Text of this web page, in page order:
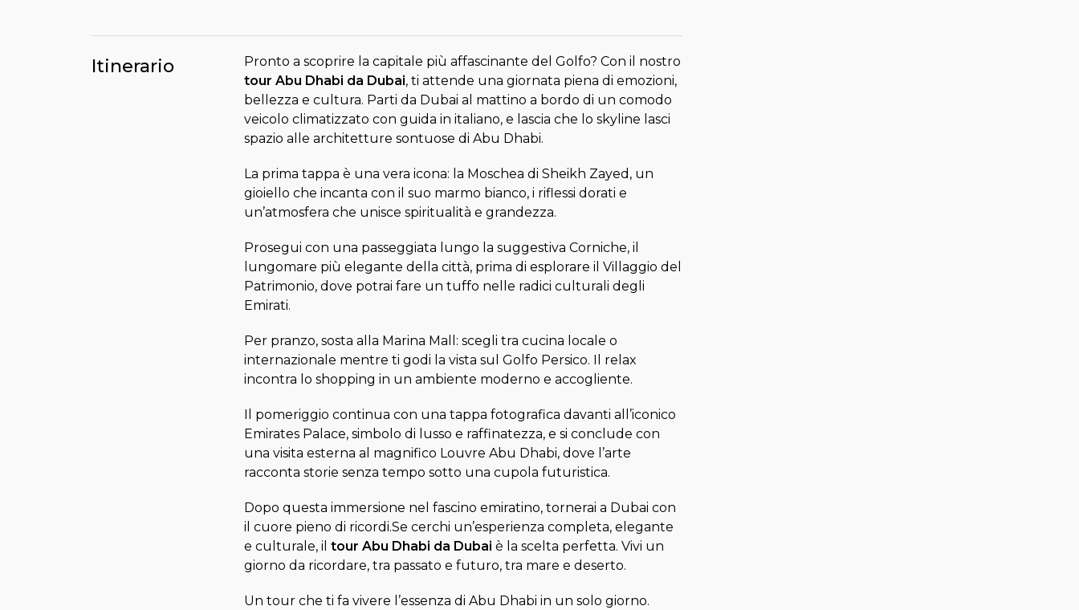
Itinerario
Pronto a scoprire la capitale più affascinante del Golfo? Con il nostro
tour Abu Dhabi da Dubai, ti attende una giornata piena di emozioni,
bellezza e cultura. Parti da Dubai al mattino a bordo di un comodo
veicolo climatizzato con guida in italiano, e lascia che lo skyline lasci
spazio alle architetture sontuose di Abu Dhabi.
La prima tappa è una vera icona: la Moschea di Sheikh Zayed, un
gioiello che incanta con il suo marmo bianco, i riflessi dorati e
un’atmosfera che unisce spiritualità e grandezza.
Prosegui con una passeggiata lungo la suggestiva Corniche, il
lungomare più elegante della città, prima di esplorare il Villaggio del
Patrimonio, dove potrai fare un tuffo nelle radici culturali degli
Emirati.
Per pranzo, sosta alla Marina Mall: scegli tra cucina locale o
internazionale mentre ti godi la vista sul Golfo Persico. Il relax
incontra lo shopping in un ambiente moderno e accogliente.
Il pomeriggio continua con una tappa fotografica davanti all’iconico
Emirates Palace, simbolo di lusso e raffinatezza, e si conclude con
una visita esterna al magnifico Louvre Abu Dhabi, dove l’arte
racconta storie senza tempo sotto una cupola futuristica.
Dopo questa immersione nel fascino emiratino, tornerai a Dubai con
il cuore pieno di ricordi.Se cerchi un’esperienza completa, elegante
e culturale, il tour Abu Dhabi da Dubai è la scelta perfetta. Vivi un
giorno da ricordare, tra passato e futuro, tra mare e deserto.
Un tour che ti fa vivere l’essenza di Abu Dhabi in un solo giorno.